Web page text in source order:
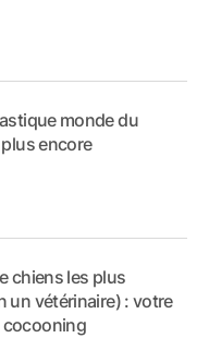
monde du
encore
chiens les plus
un vétérinaire) : votre